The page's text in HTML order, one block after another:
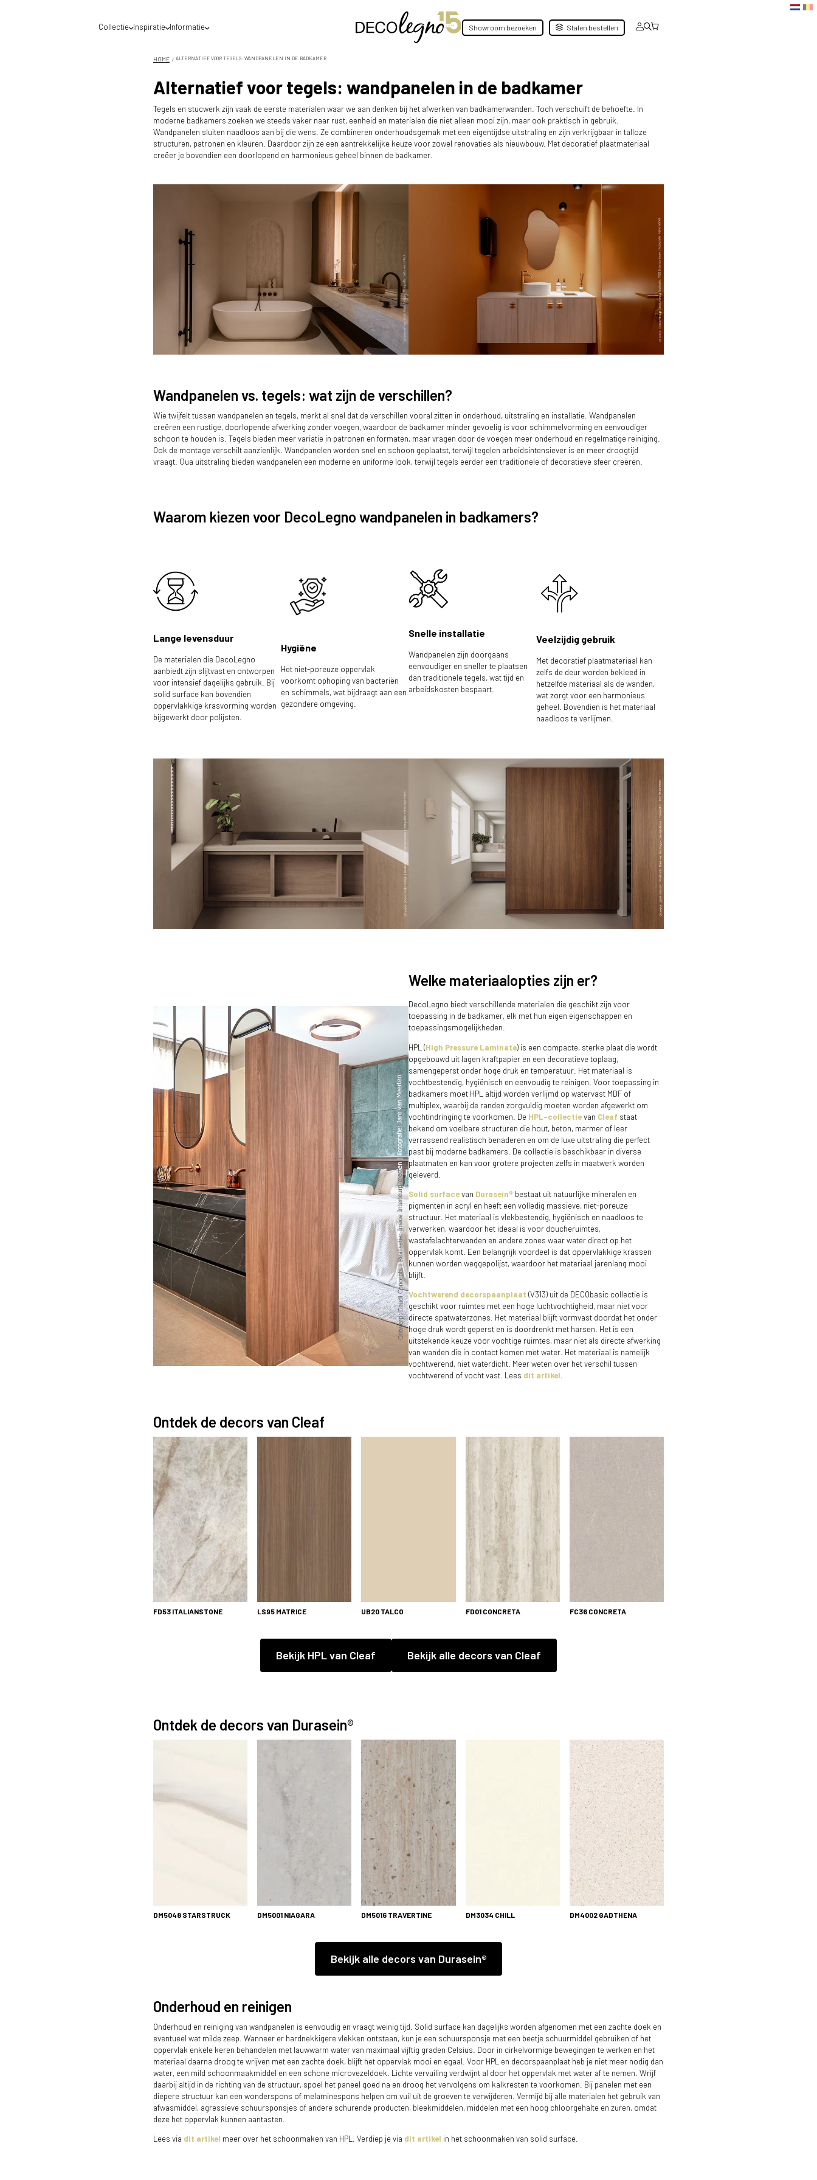
Collectie Inspiratie Informatie Showroom bezoeken Stalen bestellen
Waar mogen we jou helpen?
DecoLegno website te gebruiken van het land
HOME ALTERNATIEF VOOR TEGELS: WANDPANELEN IN DE BADKAMER
Alternatief voor tegels: wandpanelen in de badkamer
Tegels en stucwerk zijn vaak de eerste materialen waar we aan denken bij het afwerken van badkamerwanden. Toch verschuift de behoefte. In
moderne badkamers zoeken we steeds vaker naar rust, eenheid en materialen die niet alleen mooi zijn, maar ook praktisch in gebruik.
Wandpanelen sluiten naadloos aan bij die wens. Ze combineren onderhoudsgemak met een eigentijdse uitstraling en zijn verkrijgbaar in talloze
structuren, patronen en kleuren. Daardoor zijn ze een aantrekkelijke keuze voor zowel renovaties als nieuwbouw. Met decoratief plaatmateriaal
creëer je bovendien een doorlopend en harmonieus geheel binnen de badkamer.
De wandafwerking in houtdecor S185 Quercia van Cleaf brengt een subtiele
luxe in deze badkamer.
Decoratief plaatmateriaal kan ook perfect worden ingezet voor achterwanden
en badkamermeubels.
Wandpanelen vs. tegels: wat zijn de verschillen?
Wie twijfelt tussen wandpanelen en tegels, merkt al snel dat de verschillen vooral zitten in onderhoud, uitstraling en installatie. Wandpanelen
creëren een rustige, doorlopende afwerking zonder voegen, waardoor de badkamer minder gevoelig is voor schimmelvorming en eenvoudiger
schoon te houden is. Tegels bieden meer variatie in patronen en formaten, maar vragen door de voegen meer onderhoud en regelmatige reiniging.
Ook de montage verschilt aanzienlijk. Wandpanelen worden snel en schoon geplaatst, terwijl tegelen arbeidsintensiever is en meer droogtijd
vraagt. Qua uitstraling bieden wandpanelen een moderne en uniforme look, terwijl tegels eerder een traditionele of decoratieve sfeer creëren.
Waarom kiezen voor DecoLegno wandpanelen in badkamers?
Lange levensduur
De materialen die DecoLegno
aanbiedt zijn slijtvast en ontworpen
voor intensief dagelijks gebruik. Bij
solid surface kan bovendien
oppervlakkige krasvorming worden
bijgewerkt door polijsten.
Hygiëne
Het niet-poreuze oppervlak
voorkomt ophoping van bacteriën
en schimmels, wat bijdraagt aan een
gezondere omgeving.
Snelle installatie
Wandpanelen zijn doorgaans
eenvoudiger en sneller te plaatsen
dan traditionele tegels, wat tijd en
arbeidskosten bespaart.
Veelzijdig gebruik
Met decoratief plaatmateriaal kan
zelfs de deur worden bekleed in
hetzelfde materiaal als de wanden,
wat zorgt voor een harmonieus
geheel. Bovendien is het materiaal
naadloos te verlijmen.
Het maatwerk in deze badkamer is gerealiseerd met de S185 Quercia.
In deze suite vormt de LS14 Poro Noce de verbindende schakel tussen slaap-
en badkamergedeelte.
Welke materiaalopties zijn er?
DecoLegno biedt verschillende materialen die geschikt zijn voor
toepassing in de badkamer, elk met hun eigen eigenschappen en
toepassingsmogelijkheden.
HPL (High Pressure Laminate) is een compacte, sterke plaat die wordt
opgebouwd uit lagen kraftpapier en een decoratieve toplaag,
samengeperst onder hoge druk en temperatuur. Het materiaal is
vochtbestendig, hygiënisch en eenvoudig te reinigen. Voor toepassing in
badkamers moet HPL altijd worden verlijmd op watervast MDF of
multiplex, waarbij de randen zorgvuldig moeten worden afgewerkt om
vochtindringing te voorkomen. De HPL-collectievan Cleaf staat
bekend om voelbare structuren die hout, beton, marmer of leer
verrassend realistisch benaderen en om de luxe uitstraling die perfect
past bij moderne badkamers. De collectie is beschikbaar in diverse
plaatmaten en kan voor grotere projecten zelfs in maatwerk worden
geleverd.
Solid surfacevan Durasein® bestaat uit natuurlijke mineralen en
pigmenten in acryl en heeft een volledig massieve, niet-poreuze
structuur. Het materiaal is vlekbestendig, hygiënisch en naadloos te
verwerken, waardoor het ideaal is voor doucheruimtes,
wastafelachterwanden en andere zones waar water direct op het
oppervlak komt. Een belangrijk voordeel is dat oppervlakkige krassen
kunnen worden weggepolijst, waardoor het materiaal jarenlang mooi
blijft.
Vochtwerend decorspaanplaat (V313) uit de DECObasic collectie is
geschikt voor ruimtes met een hoge luchtvochtigheid, maar niet voor
directe spatwaterzones. Het materiaal blijft vormvast doordat het onder
hoge druk wordt geperst en is doordrenkt met harsen. Het is een
uitstekende keuze voor vochtige ruimtes, maar niet als directe afwerking
van wanden die in contact komen met water. Het materiaal is namelijk
vochtwerend, niet waterdicht. Meer weten over het verschil tussen
vochtwerend of vocht vast. Lees dit artikel
Ontdek de decors van Cleaf
FD53 ITALIANSTONE LS95 MATRICE UB20 TALCO FD01CONCRETA FC36CONCRETA
Bekijk HPL van Cleaf Bekijk alle decors van Cleaf
Ontdek de decors van Durasein®
DM5048 STARSTRUCK DM5001 NIAGARA DM5016 TRAVERTINE DM3034 CHILL DM4002 GADTHENA
Bekijk alle decors van Durasein®
Onderhoud en reinigen
Onderhoud en reiniging van wandpanelen is eenvoudig en vraagt weinig tijd. Solid surface kan dagelijks worden afgenomen met een zachte doek en
eventueel wat milde zeep. Wanneer er hardnekkigere vlekken ontstaan, kun je een schuursponsje met een beetje schuurmiddel gebruiken of het
oppervlak enkele keren behandelen met lauwwarm water van maximaal vijftig graden Celsius. Door in cirkelvormige bewegingen te werken en het
materiaal daarna droog te wrijven met een zachte doek, blijft het oppervlak mooi en egaal. Voor HPL en decorspaanplaat heb je niet meer nodig dan
water, een mild schoonmaakmiddel en een schone microvezeldoek. Lichte vervuiling verdwijnt al door het oppervlak met water af te nemen. Wrijf
daarbij altijd in de richting van de structuur, spoel het paneel goed na en droog het vervolgens om kalkresten te voorkomen. Bij panelen met een
diepere structuur kan een wonderspons of melaminespons helpen om vuil uit de groeven te verwijderen. Vermijd bij alle materialen het gebruik van
afwasmiddel, agressieve schuursponsjes of andere schurende producten, bleekmiddelen, middelen met een hoog chloorgehalte en zuren, omdat
deze het oppervlak kunnen aantasten.
Lees via dit artikel meer over het schoonmaken van HPL. Verdiep je via dit artikel in het schoonmaken van solid surface.